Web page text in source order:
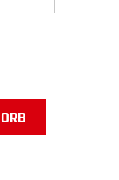
Wert ein